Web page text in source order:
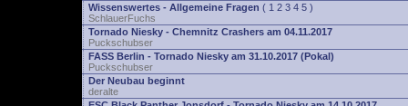
Wissenswertes - Allgemeine Fragen ( 1 2 3 4 5 )
SchlauerFuchs
Tornado Niesky - Chemnitz Crashers am 04.11.2017
Puckschubser
FASS Berlin - Tornado Niesky am 31.10.2017 (Pokal)
Puckschubser
Der Neubau beginnt
deralte